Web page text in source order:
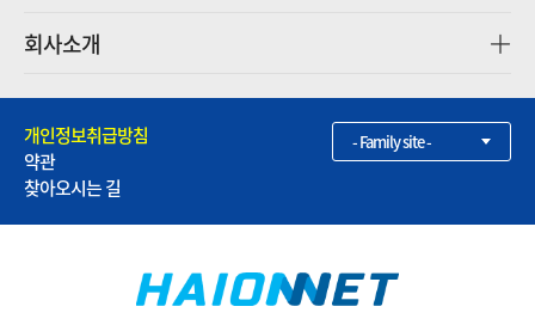
회사소개
개인정보취급방침
약관
찾아오시는 길
- Family site -